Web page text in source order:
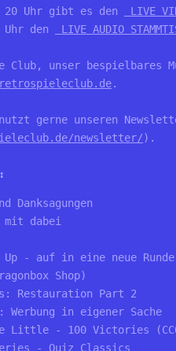
20 Uhr gibt es den
LIVE
den
LIVE AUDIO
Club, unser bespielbares
.
gerne unseren
newsletter/).
Danksagungen
mit dabei
Up - auf in eine neue Runde
Shop)
Restauration Part 2
in eigener Sache
Little - 100 Victories
- Quiz Classics